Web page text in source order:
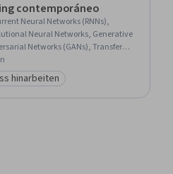
contemporáneo
Neural Networks (RNNs),
Neural Networks, Generative
Networks (GANs), Transfer
Analysis, Artificial Neural
Model Optimization, Network
Model Training
Abschluss hinarbeiten
hinarbeiten